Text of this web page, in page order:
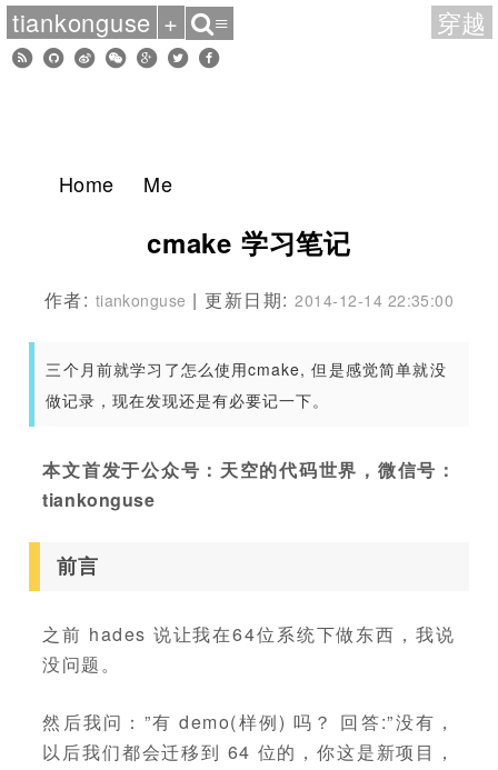
Home Me
cmake 学习笔记
作者: tiankonguse | 更新日期:2014-12-14 22:35:00
三个月前就学习了怎么使用cmake, 但是感觉简单就没
做记录，现在发现还是有必要记一下。
本文首发于公众号：天空的代码世界，微信号：
tiankonguse
前言
之前 hades 说让我在64位系统下做东西，我说
没问题。
然后我问：”有 demo(样例) 吗？ 回答:”没有，
以后我们都会迁移到 64 位的，你这是新项目，
tiankonguse + ≡ 穿越